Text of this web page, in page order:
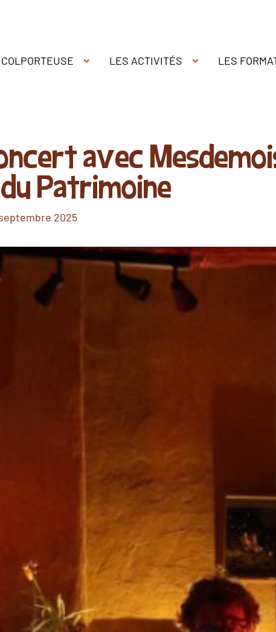
LES ACTIVITÉS LES
avec
Patrimoine
2025